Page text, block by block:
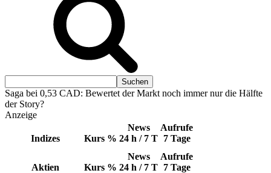
Saga bei 0,53 CAD: Bewertet der Markt noch immer nur die Hälfte
der Story?
Anzeige
Indizes Kurs %
News
24 h / 7 T
Aufrufe
7 Tage
Aktien Kurs %
News
24 h / 7 T
Aufrufe
7 Tage